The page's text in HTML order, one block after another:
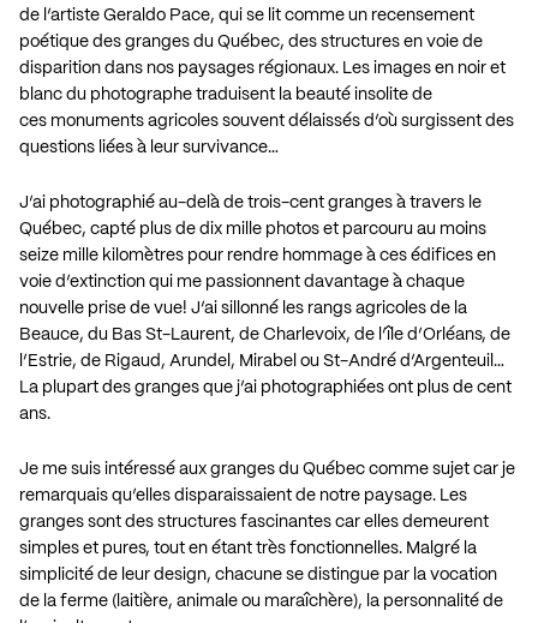
de l’artiste Geraldo Pace, qui se lit comme un recensement
poétique des granges du Québec, des structures en voie de
disparition dans nos paysages régionaux. Les images en noir et
blanc du photographe traduisent la beauté insolite de
ces monuments agricoles souvent délaissés d’où surgissent des
questions liées à leur survivance…
J’ai photographié au-delà de trois-cent granges à travers le
Québec, capté plus de dix mille photos et parcouru au moins
seize mille kilomètres pour rendre hommage à ces édifices en
voie d’extinction qui me passionnent davantage à chaque
nouvelle prise de vue! J’ai sillonné les rangs agricoles de la
Beauce, du Bas St-Laurent, de Charlevoix, de l’île d’Orléans, de
l’Estrie, de Rigaud, Arundel, Mirabel ou St-André d’Argenteuil…
La plupart des granges que j’ai photographiées ont plus de cent
ans.
Je me suis intéressé aux granges du Québec comme sujet car je
remarquais qu’elles disparaissaient de notre paysage. Les
granges sont des structures fascinantes car elles demeurent
simples et pures, tout en étant très fonctionnelles. Malgré la
simplicité de leur design, chacune se distingue par la vocation
de la ferme (laitière, animale ou maraîchère), la personnalité de